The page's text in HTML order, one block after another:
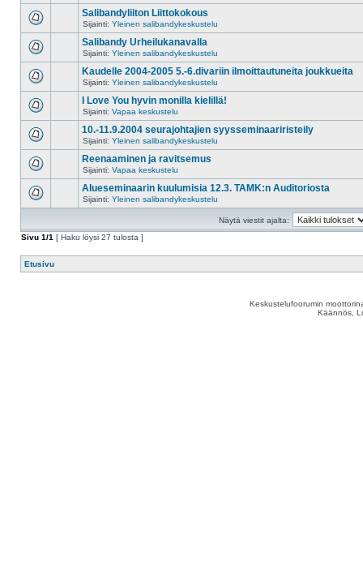
Salibandyliiton Liittokokous
Sijainti: Yleinen salibandykeskustelu
Salibandy Urheilukanavalla
Sijainti: Yleinen salibandykeskustelu
Kaudelle 2004-2005 5.-6.divariin ilmoittautuneita joukkueita
Sijainti: Yleinen salibandykeskustelu
I Love You hyvin monilla kielillä!
Sijainti: Vapaa keskustelu
10.-11.9.2004 seurajohtajien syysseminaariristeily
Sijainti: Yleinen salibandykeskustelu
Reenaaminen ja ravitsemus
Sijainti: Vapaa keskustelu
Alueseminaarin kuulumisia 12.3. TAMK:n Auditoriosta
Sijainti: Yleinen salibandykeskustelu
Näytä viestit ajalta:
Sivu 1/1 [ Haku löysi 27 tulosta ]
Etusivu
Keskustelufoorumin
Käännös,